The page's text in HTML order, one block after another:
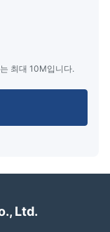
최대 10M입니다.
Ltd.